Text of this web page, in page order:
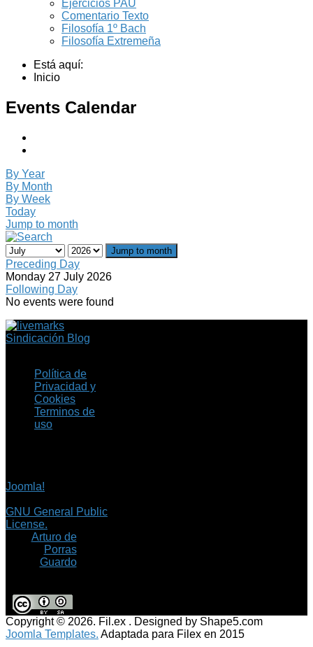
Ejercicios PAU
Comentario Texto
Filosofía 1º Bach
Filosofía Extremeña
Está aquí:
Inicio
Events Calendar
By Year
By Month
By Week
Today
Jump to month
Jump to month
Preceding Day
Monday 27 July 2026
Following Day
No events were found
Sindicación Blog
Política de
Privacidad y
Cookies
Terminos de
uso
Joomla!
GNU General Public
License.
Arturo de
Porras
Guardo
Copyright © 2026. Fil.ex . Designed by Shape5.com
Joomla Templates. Adaptada para Filex en 2015